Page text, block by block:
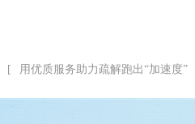
[ 用优质服务助力疏解跑出“加速度”